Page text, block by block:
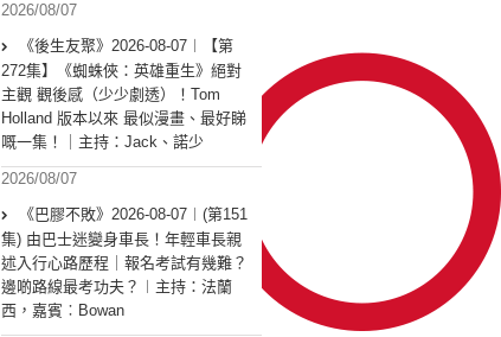
2026/08/07
《後生友聚》2026-08-07︱【第
272集】《蜘蛛俠：英雄重生》絕對
主觀 觀後感（少少劇透）！Tom
Holland 版本以來 最似漫畫、最好睇
嘅一集！｜主持：Jack、諾少
2026/08/07
《巴膠不敗》2026-08-07︱(第151
集) 由巴士迷變身車長！年輕車長親
述入行心路歷程｜報名考試有幾難？
邊啲路線最考功夫？︱主持：法蘭
西，嘉賓︰Bowan